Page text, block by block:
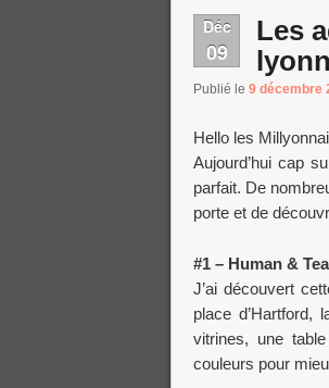
Déc
09
Les
Publié le 9 décembre
Hello les
Aujourd’hui cap
parfait. De
porte et de
#1 – Human & Tea
J’ai découvert
place d’Hartford,
vitrines, une
couleurs pour